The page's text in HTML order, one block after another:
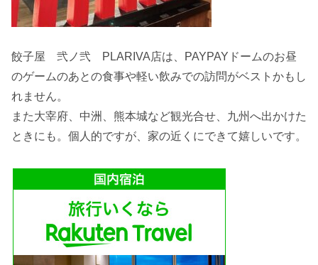
餃子屋 弐ノ弐 PLARIVA店は、PAYPAYドームのお昼
のゲームのあとの食事や軽い飲みでの訪問がベストかもし
れません。
また大宰府、中洲、熊本城など観光合せ、九州へ出かけた
ときにも。個人的ですが、家の近くにできて嬉しいです。